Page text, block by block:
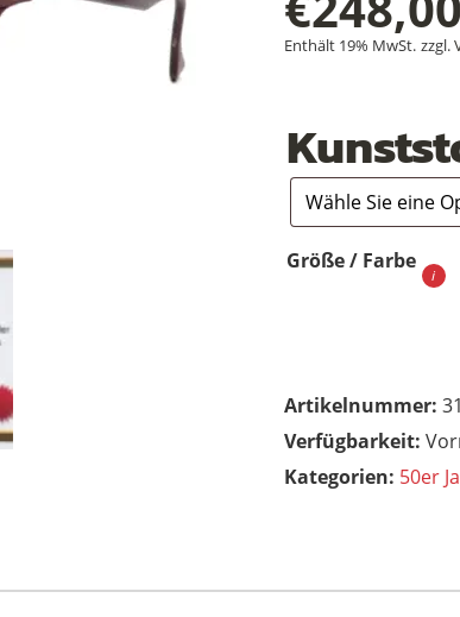
Enthält 19% MwSt. zzgl.
Größe / Farbe
Artikelnummer:
Kategorien: 50er